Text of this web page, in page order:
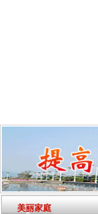
美丽家庭